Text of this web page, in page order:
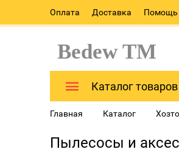
Оплата Доставка Помощь
Bedew TM
Каталог товаров
Главная Каталог
Пылесосы и